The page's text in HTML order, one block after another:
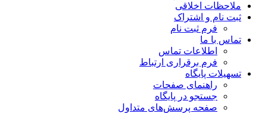
ملاحظات اخلاقی
ثبت نام و اشتراک
فرم ثبت نام
تماس با ما
اطلاعات تماس
فرم برقراری ارتباط
تسهیلات پایگاه
راهنمای صفحات
جستجو در پایگاه
صفحه پرسش‌های متداول